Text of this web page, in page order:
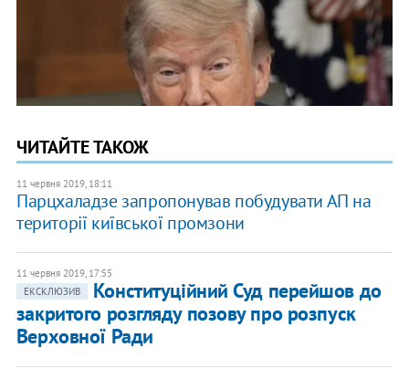
ЧИТАЙТЕ ТАКОЖ
11 червня 2019, 18:11
Парцхаладзе запропонував побудувати АП на
території київської промзони
11 червня 2019, 17:55
ЕКСКЛЮЗИВ
Конституційний Суд перейшов до
закритого розгляду позову про розпуск
Верховної Ради